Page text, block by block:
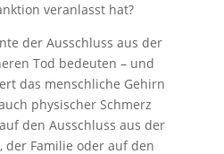
veranlasst hat?
der Ausschluss aus der
Tod bedeuten – und
das menschliche Gehirn
physischer Schmerz
den Ausschluss aus der
der Familie oder auf den